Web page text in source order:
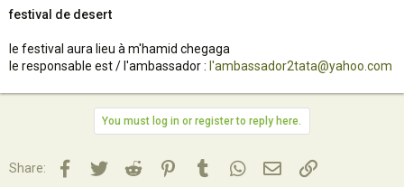
festival de desert
le festival aura lieu à m'hamid chegaga
le responsable est / l'ambassador : l'ambassador2tata@yahoo.com
You must log in or register to reply here.
Share: Facebook
TwitterReddit PinterestTumblrWhatsApp
Email Lien